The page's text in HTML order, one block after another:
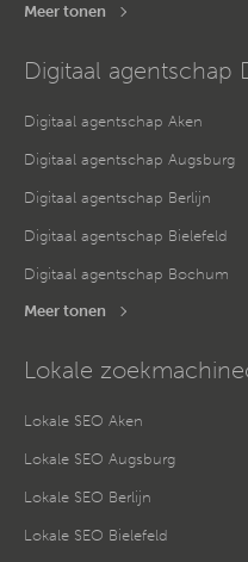
Meer tonen
Digitaal agentschap
Digitaal agentschap Aken
Digitaal agentschap Augsburg
Digitaal agentschap Berlijn
Digitaal agentschap Bielefeld
Digitaal agentschap Bochum
Meer tonen
Lokale
Lokale SEO Aken
Lokale SEO Augsburg
Lokale SEO Berlijn
Lokale SEO Bielefeld